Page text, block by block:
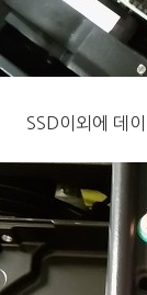
SSD이외에 데